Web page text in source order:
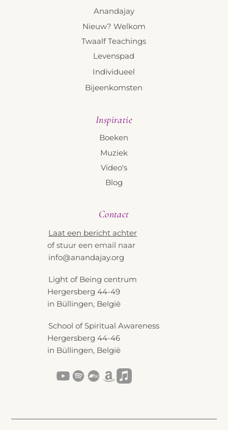
Contact
Laat een bericht achter
of stuur een email naar
info@anandajay.org
Light of Being centrum
Hergersberg 44-49
in Büllingen, België
School of Spiritual Awareness
Hergersberg 44-46
in Büllingen, België
Inspiratie
Boeken
Muziek
Video's
Blog
Nieuw? Welkom
Anandajay
Twaalf Teachings
Levenspad
Individueel
Bijeenkomsten